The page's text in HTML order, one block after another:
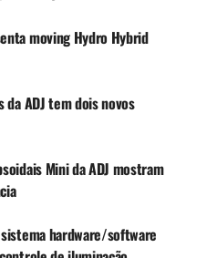
News
LED branco frio de
horas, junto com
efeitos aéreos
nítidas, com uma
da série, este modelo
moving Hydro Hybrid
da ADJ tem dois novos
Mini da ADJ mostram
sistema hardware/software